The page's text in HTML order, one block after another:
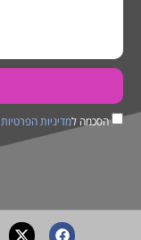
הסכמה למדיניות הפרטיות